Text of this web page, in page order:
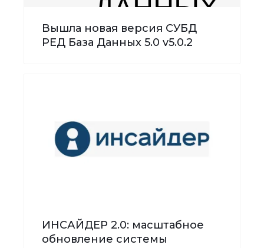
Вышла новая версия СУБД
РЕД База Данных 5.0 v5.0.2
ИНСАЙДЕР 2.0: масштабное
обновление системы